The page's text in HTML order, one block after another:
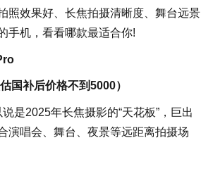
照效果好、长焦拍摄清晰度、舞台远景
手机，看看哪款最适合你!
国补后价格不到5000）
是2025年长焦摄影的“天花板”，巨出
演唱会、舞台、夜景等远距离拍摄场